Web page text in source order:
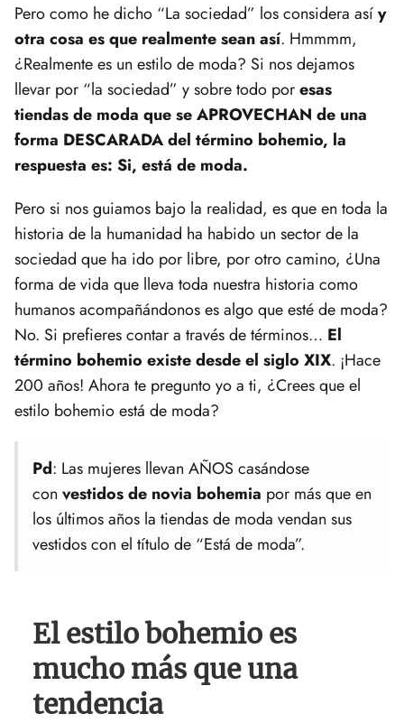
Pero como he dicho “La sociedad” los considera asíy
otra cosa es que realmente sean así. Hmmmm,
¿Realmente es un estilo de moda? Si nos dejamos
llevar por “la sociedad” y sobre todo poresas
tiendas de moda que se APROVECHAN de una
forma DESCARADA del término bohemio, la
respuesta es: Si, está de moda.
Pero si nos guiamos bajo la realidad, es que en toda la
historia de la humanidad ha habido un sector de la
sociedad que ha ido por libre, por otro camino, ¿Una
forma de vida que lleva toda nuestra historia como
humanos acompañándonos es algo que esté de moda?
No. Si prefieres contar a través de términos… El
término bohemio existe desde el siglo XIX. ¡Hace
200 años! Ahora te pregunto yo a ti, ¿Crees que el
estilo bohemio está de moda?
Pd: Las mujeres llevan AÑOS casándose
con vestidos de novia bohemia por más que en
los últimos años la tiendas de moda vendan sus
vestidos con el título de “Está de moda”.
El estilo bohemio es
mucho más que una
tendencia